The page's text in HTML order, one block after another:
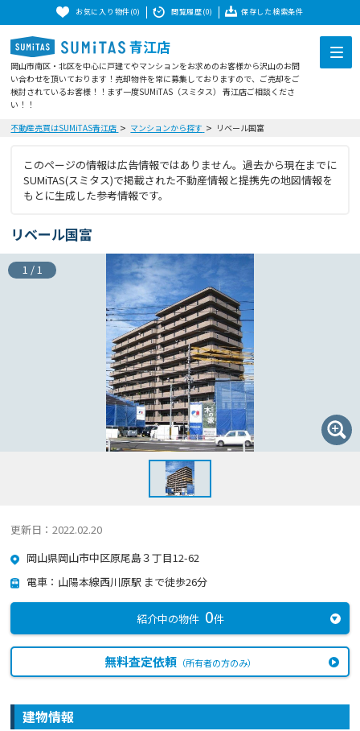
お気に入り物件(0) 閲覧履歴(0) 保存した検索条件
青江店
岡山市南区・北区を中心に戸建てやマンションをお求めのお客様から沢山のお問
い合わせを頂いております！売却物件を常に募集しておりますので、ご売却をご
検討されているお客様！！まず一度SUMiTAS（スミタス） 青江店ご相談くださ
い！！
不動産売買はSUMiTAS青江店
マンションから探す リベール国富
このページの情報は広告情報ではありません。過去から現在までに
SUMiTAS(スミタス)で掲載された不動産情報と提携先の地図情報を
もとに生成した参考情報です。
リベール国富
1 / 1
更新日：2022.02.20
岡山県岡山市中区原尾島３丁目12-62
電車：山陽本線西川原駅 まで徒歩26分
紹介中の物件 0件
無料査定依頼（所有者の方のみ）
建物情報